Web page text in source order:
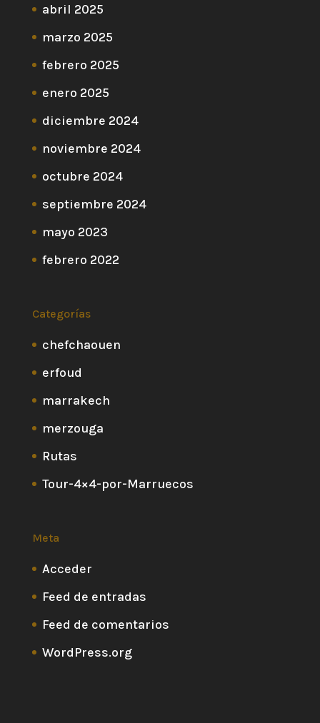
abril 2025
marzo 2025
febrero 2025
enero 2025
diciembre 2024
noviembre 2024
octubre 2024
septiembre 2024
mayo 2023
febrero 2022
Categorías
chefchaouen
erfoud
marrakech
merzouga
Rutas
Tour-4×4-por-Marruecos
Meta
Acceder
Feed de entradas
Feed de comentarios
WordPress.org